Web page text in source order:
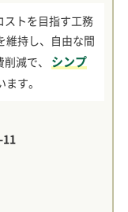
ストを目指す工務
維持し、自由な間
減で、
シンプ
す。